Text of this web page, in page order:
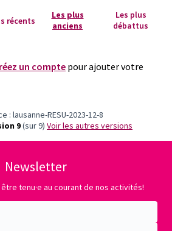
récents
Les plus
anciens
Les plus
débattus
un compte pour ajouter votre
: lausanne-RESU-2023-12-8
9(sur 9) voir les autres versions
Newsletter
tenu·e au courant de nos activités!